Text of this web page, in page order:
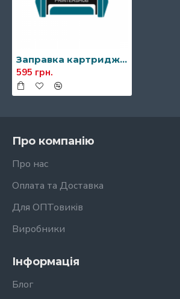
Заправка картриджа Samsung MLT-D304S/MLT-D304L
595 грн.
Про компанію
Про нас
Оплата та Доставка
Для ОПТовиків
Виробники
Інформація
Блог